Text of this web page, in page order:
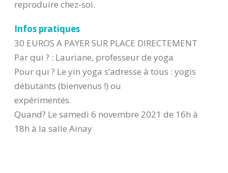
reproduire chez-soi.
Infos pratiques
30 EUROS A PAYER SUR PLACE DIRECTEMENT
Par qui ? : Lauriane, professeur de yoga
Pour qui ? Le yin yoga s’adresse à tous : yogis
débutants (bienvenus !) ou
expérimentés.
Quand? Le samedi 6 novembre 2021 de 16h à
18h à la salle Ainay